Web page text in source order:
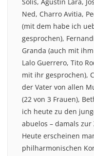
Ned, Charro Avitia,
(mit dem habe ich
gesprochen),
Granda (auch mit
Lalo Guerrero, Tito
mit ihr gesprochen),
der Vater von allen
(22 von 3 Frauen),
ich heute zu den
abuelos – damals
Heute erscheinen
philharmonischen